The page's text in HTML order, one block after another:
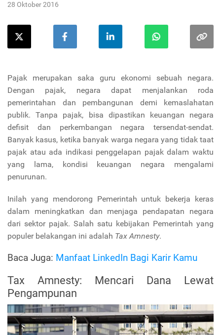
28 Oktober 2016
Pajak merupakan saka guru ekonomi sebuah negara.
Dengan pajak, negara dapat menjalankan roda
pemerintahan dan pembangunan demi kemaslahatan
publik. Tanpa pajak, bisa dipastikan keuangan negara
defisit dan perkembangan negara tersendat-sendat.
Banyak kasus, ketika banyak warga negara yang tidak taat
pajak atau ada indikasi penggelapan pajak dalam waktu
yang lama, kondisi keuangan negara mengalami
penurunan.
Inilah yang mendorong Pemerintah untuk bekerja keras
dalam meningkatkan dan menjaga pendapatan negara
dari sektor pajak. Salah satu kebijakan Pemerintah yang
populer belakangan ini adalah Tax Amnesty.
Baca Juga: Manfaat LinkedIn Bagi Karir Kamu
Tax Amnesty: Mencari Dana Lewat
Pengampunan